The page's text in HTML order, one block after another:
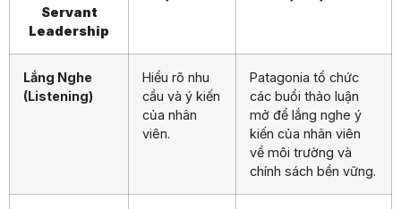
Servant
Leadership
Lắng Nghe
(Listening)
Hiểu rõ nhu
cầu và ý kiến
của nhân
viên.
Patagonia tổ chức
các buổi thảo luận
mở để lắng nghe ý
kiến của nhân viên
về môi trường và
chính sách bền vững.